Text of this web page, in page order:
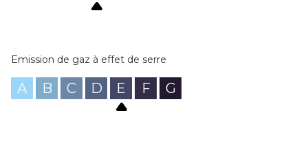
Emission de gaz à effet de serre
A B C D E F G